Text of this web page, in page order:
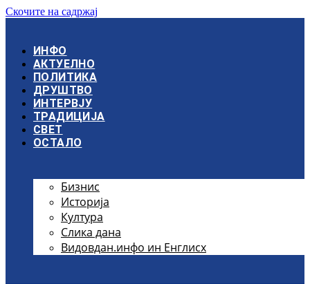
Скочите на садржај
ИНФО
АКТУЕЛНО
ПОЛИТИКА
ДРУШТВО
ИНТЕРВЈУ
ТРАДИЦИЈА
СВЕТ
ОСТАЛО
Бизнис
Историја
Култура
Слика дана
Видовдан.инфо ин Енглисх